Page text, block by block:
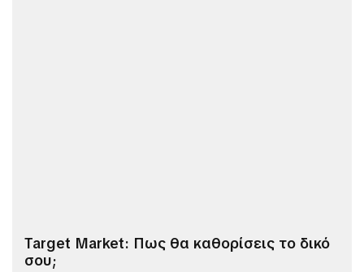
Target Market: Πως θα καθορίσεις το δικό
σου;